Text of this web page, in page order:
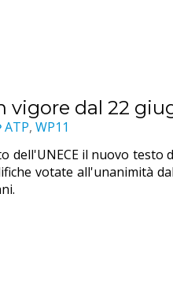
vigore dal 22
Etichette:
ATP, WP11
dell'UNECE il nuovo testo
votate all'unanimità